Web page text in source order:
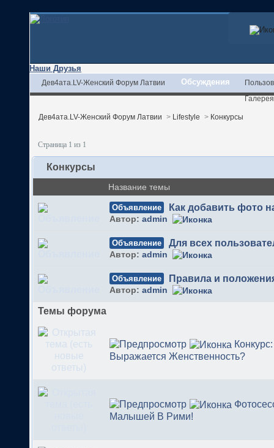
Наши Друзья
Дев4ата.LV-Женский Форум Латвии Обсуждения
Галерея
Дев4ата.LV-Женский Форум Латвии > Lifestyle > Конкурсы
Страница 1 из 1
Конкурсы
Название темы
Объявление Как добавить фото
Автор: admin
Объявление Для всех
Автор: admin
Объявление Правила и
Автор: admin
Темы форума
Выражается Женственность?
Малышей В Рими!